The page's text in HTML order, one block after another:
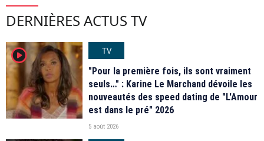
DERNIÈRES ACTUS TV
player2
TV
"Pour la première fois, ils sont vraiment
seuls…" : Karine Le Marchand dévoile les
nouveautés des speed dating de "L'Amour
est dans le pré" 2026
5 août 2026